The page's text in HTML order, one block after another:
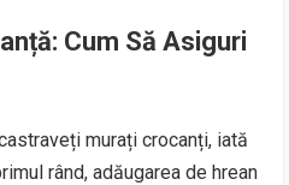
Cum Să Asiguri
murați crocanți, iată
rând, adăugarea de hrean